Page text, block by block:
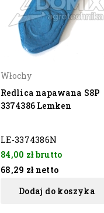
Włochy
Redlica napawana S8P
3374386 Lemken
LE-3374386N
84,00 złbrutto
68,29 zł netto
Dodaj do koszyka